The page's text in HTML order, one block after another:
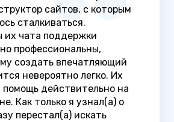
сайтов, с которым
сталкиваться.
их чата поддержки
профессиональны,
создать впечатляющий
невероятно легко. Их
помощь действительно на
Как только я узнал(а) о
перестал(а) искать